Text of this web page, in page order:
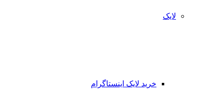
لایک
خرید لایک اینستاگرام